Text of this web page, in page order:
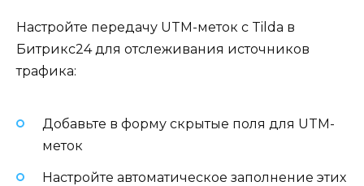
Настройте передачу UTM-меток с Tilda в
Битрикс24 для отслеживания источников
трафика:
Добавьте в форму скрытые поля для UTM-
меток
Настройте автоматическое заполнение этих